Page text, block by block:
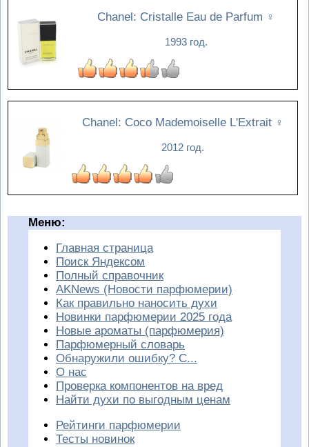
Chanel: Cristalle Eau de Parfum ♀
1993 год.
Chanel: Coco Mademoiselle L'Extrait ♀
2012 год.
Меню:
Главная страница
Поиск Яндексом
Полный справочник
AKNews (Новости парфюмерии)
Как правильно наносить духи
Новинки парфюмерии 2025 года
Новые ароматы (парфюмерия)
Парфюмерный словарь
Обнаружили ошибку? С...
О нас
Проверка компонентов на вред
Найти духи по выгодным ценам
Рейтинги парфюмерии
Тесты новинок